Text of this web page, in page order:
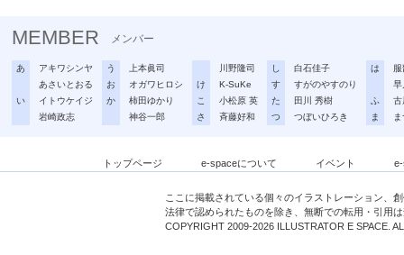
MEMBER メンバー
あ
アキワシンヤ
あさいとおる
い
イトウケイジ
岩崎政志
う
上本眞司
お
オガワヒロシ
か
柿田ゆかり
神谷一郎
川野隆司
け
K-SuKe
こ
小松原 英
さ
斉藤好和
し
白石佳子
す
すがのやすのり
た
田川 秀樹
つ
つぼいひろき
は
早
ふ
古
ま
トップページ e-spaceについて イベント
ここに掲載されている個々のイラストレーション、
法律で認められたものを除き、無断での転用・引用
COPYRIGHT 2009-2026 ILLUSTRATOR E SPACE.